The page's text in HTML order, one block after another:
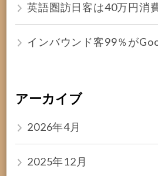
英語圏訪日客は40万円消
インバウンド客99％が
アーカイブ
2026年4月
2025年12月